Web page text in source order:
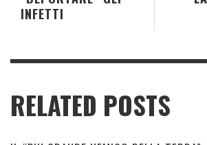
INFETTI
RELATED POSTS